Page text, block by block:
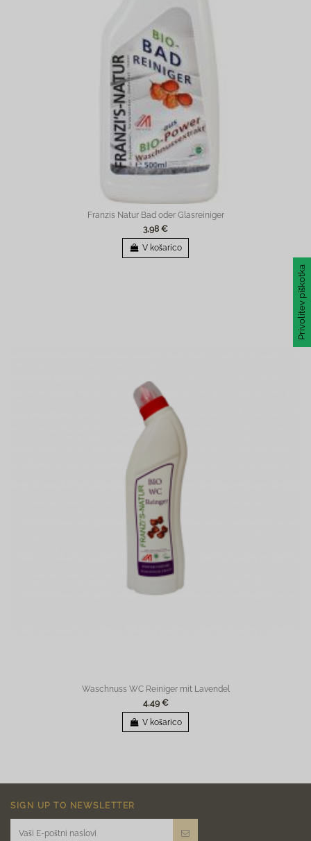
Franzis Natur Bad oder Glasreiniger
3,98 €
V košarico
Waschnuss WC Reiniger mit Lavendel
4,49 €
V košarico
SIGN UP TO NEWSLETTER
Privolitev piškotka